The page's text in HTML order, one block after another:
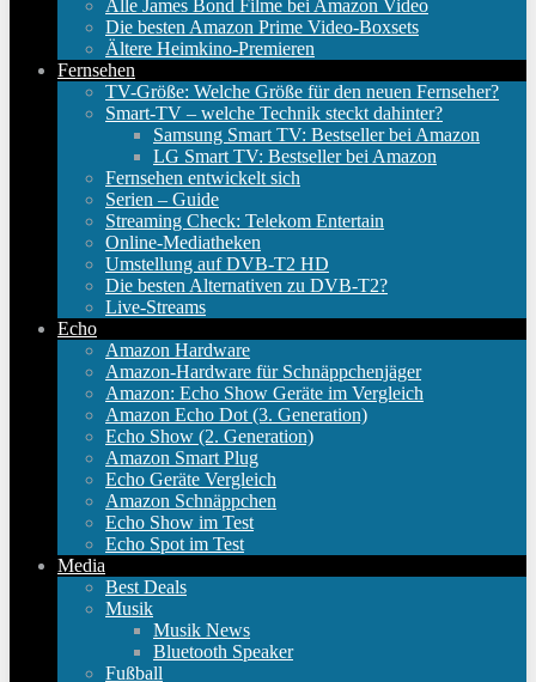
Alle James Bond Filme bei Amazon Video
Die besten Amazon Prime Video-Boxsets
Ältere Heimkino-Premieren
Fernsehen
TV-Größe: Welche Größe für den neuen Fernseher?
Smart-TV – welche Technik steckt dahinter?
Samsung Smart TV: Bestseller bei Amazon
LG Smart TV: Bestseller bei Amazon
Fernsehen entwickelt sich
Serien – Guide
Streaming Check: Telekom Entertain
Online-Mediatheken
Umstellung auf DVB-T2 HD
Die besten Alternativen zu DVB-T2?
Live-Streams
Echo
Amazon Hardware
Amazon-Hardware für Schnäppchenjäger
Amazon: Echo Show Geräte im Vergleich
Amazon Echo Dot (3. Generation)
Echo Show (2. Generation)
Amazon Smart Plug
Echo Geräte Vergleich
Amazon Schnäppchen
Echo Show im Test
Echo Spot im Test
Media
Best Deals
Musik
Musik News
Bluetooth Speaker
Fußball